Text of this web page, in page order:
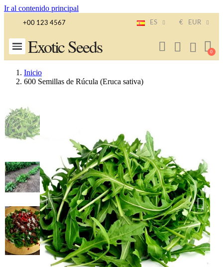
Ir al contenido principal
+00 123 4567 ES € EUR
Exotic Seeds
Inicio
600 Semillas de Rúcula (Eruca sativa)